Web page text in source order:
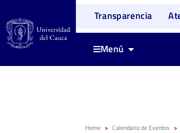
Transparencia
Menú
Home Calendario de Eventos